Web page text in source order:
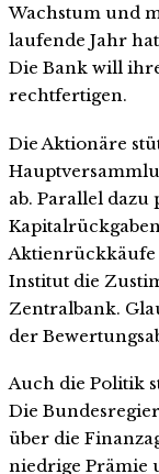
Wachstum und
laufende Jahr
Die Bank will
rechtfertigen.
Die Aktionäre
ab. Parallel
Aktienrückkäufe
Institut die
Zentralbank.
der
Auch die Politik
Die
über die
niedrige Prämie